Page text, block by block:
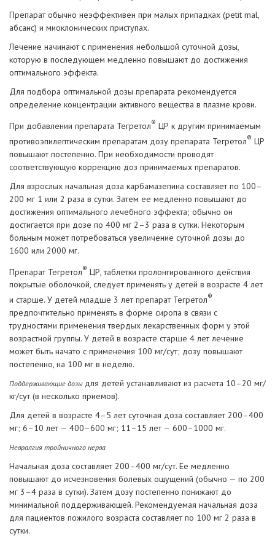
Препарат обычно неэффективен при малых припадках (petit mal,
абсанс) и миоклонических приступах.
Лечение начинают с применения небольшой суточной дозы,
которую в последующем медленно повышают до достижения
оптимального эффекта.
Для подбора оптимальной дозы препарата рекомендуется
определение концентрации активного вещества в плазме крови.
При добавлении препарата Тегретол® ЦР к другим принимаемым
противоэпилептическим препаратам дозу препарата Тегретол® ЦР
повышают постепенно. При необходимости проводят
соответствующую коррекцию доз принимаемых препаратов.
Для взрослых начальная доза карбамазепина составляет по 100–
200 мг 1 или 2 раза в сутки. Затем ее медленно повышают до
достижения оптимального лечебного эффекта; обычно он
достигается при дозе по 400 мг 2–3 раза в сутки. Некоторым
больным может потребоваться увеличение суточной дозы до
1600 или 2000 мг.
Препарат Тегретол® ЦР, таблетки пролонгированного действия
покрытые оболочкой, следует применять у детей в возрасте 4 лет
и старше. У детей младше 3 лет препарат Тегретол®
предпочтительно применять в форме сиропа в связи с
трудностями применения твердых лекарственных форм у этой
возрастной группы. У детей в возрасте старше 4 лет лечение
может быть начато с применения 100 мг/сут; дозу повышают
постепенно, на 100 мг в неделю.
Поддерживающие дозы для детей устанавливают из расчета 10–20 мг/
кг/сут (в несколько приемов).
Для детей в возрасте 4–5 лет суточная доза составляет 200–400
мг; 6–10 лет — 400–600 мг; 11–15 лет — 600–1000 мг.
Невралгия тройничного нерва
Начальная доза составляет 200–400 мг/сут. Ее медленно
повышают до исчезновения болевых ощущений (обычно — по 200
мг 3–4 раза в сутки). Затем дозу постепенно понижают до
минимальной поддерживающей. Рекомендуемая начальная доза
для пациентов пожилого возраста составляет по 100 мг 2 раза в
сутки.